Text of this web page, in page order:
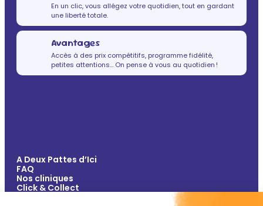
En un clic, vous allégez votre quotidien, tout en gardant
une liberté totale.
Avantages
Accès à des prix compétitifs, programme fidélité,
petites attentions… On pense à vous au quotidien !
A Deux Pattes d’Ici
FAQ
Nos cliniques
Click & Collect